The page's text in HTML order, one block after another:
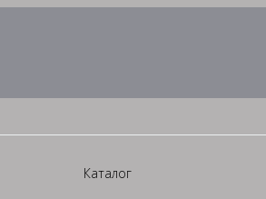
Каталог